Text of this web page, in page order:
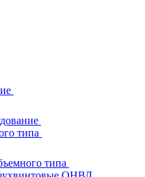
типа
типа